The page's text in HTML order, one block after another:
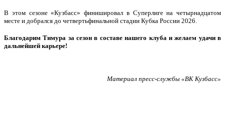
В этом сезоне «Кузбасс» финишировал в Суперлиге на четырнадцатом
месте и добрался до четвертьфинальной стадии Кубка России 2026.
Благодарим Тимура за сезон в составе нашего клуба и желаем удачи в
дальнейшей карьере!
Материал пресс-службы «ВК Кузбасс»